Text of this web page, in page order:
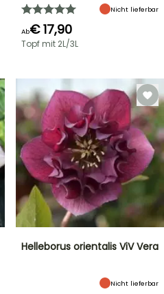
Nicht lieferbar
Ab€ 17,90
Topf mit 2L/3L
Helleborus orientalis ViV Vera
Nicht lieferbar